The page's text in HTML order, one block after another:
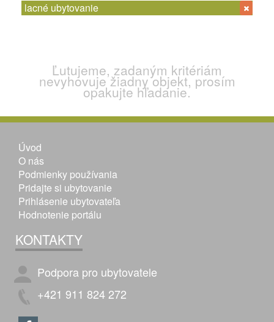
lacné ubytovanie
Ľutujeme, zadaným kritériám
nevyhovuje žiadny objekt, prosím
opakujte hľadanie.
Úvod
O nás
Podmienky používania
Pridajte si ubytovanie
Prihlásenie ubytovateľa
Hodnotenie portálu
KONTAKTY
Podpora pro ubytovatele
+421 911 824 272